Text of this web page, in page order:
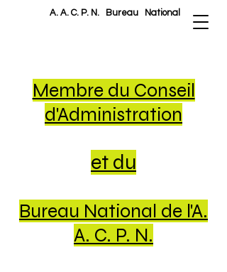
A. A. C. P. N. Bureau National
Membre du Conseil
d'Administration
et du
Bureau National de l'A.
A. C. P. N.